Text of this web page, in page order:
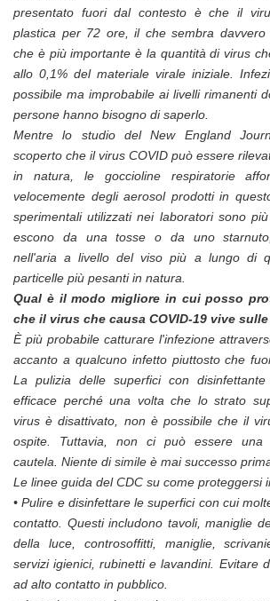
presentato fuori dal contesto è che il
plastica per 72 ore, il che sembra davvero
che è più importante è la quantità di virus
allo 0,1% del materiale virale iniziale.
possibile ma improbabile ai livelli rimanenti
persone hanno bisogno di saperlo.
Mentre lo studio del New England
scoperto che il virus COVID può essere
in natura, le goccioline respiratorie
velocemente degli aerosol prodotti in
sperimentali utilizzati nei laboratori sono
escono da una tosse o da uno
nell'aria a livello del viso più a lungo di
particelle più pesanti in natura.
Qual è il modo migliore in cui posso
che il virus che causa COVID-19 vive
È più probabile catturare l'infezione
accanto a qualcuno infetto piuttosto che
La pulizia delle superfici con
efficace perché una volta che lo strato
virus è disattivato, non è possibile che il
ospite. Tuttavia, non ci può essere una
cautela. Niente di simile è mai successo
Le linee guida del CDC su come proteggersi
• Pulire e disinfettare le superfici con cui
contatto. Questi includono tavoli, maniglie
della luce, controsoffitti, maniglie,
servizi igienici, rubinetti e lavandini. Evitare
ad alto contatto in pubblico.